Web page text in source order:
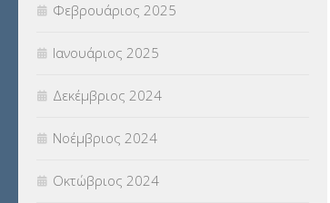
Φεβρουάριος 2025
Ιανουάριος 2025
Δεκέμβριος 2024
Νοέμβριος 2024
Οκτώβριος 2024